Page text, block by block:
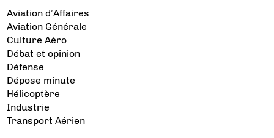
Aviation d’Affaires
Aviation Générale
Culture Aéro
Débat et opinion
Défense
Dépose minute
Hélicoptère
Industrie
Transport Aérien